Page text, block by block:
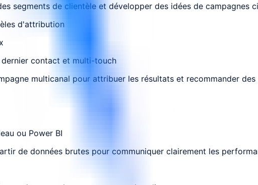
segments de clientèle et développer des idées de campagnes
d'attribution
contact et multi-touch
multicanal pour attribuer les résultats et recommander
ou Power BI
de données brutes pour communiquer clairement les